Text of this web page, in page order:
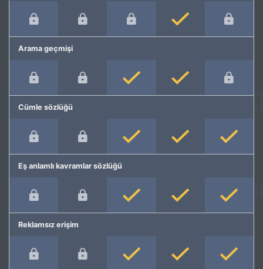
Arama geçmişi
Cümle sözlüğü
Eş anlamlı kavramlar sözlüğü
Reklamsız erişim